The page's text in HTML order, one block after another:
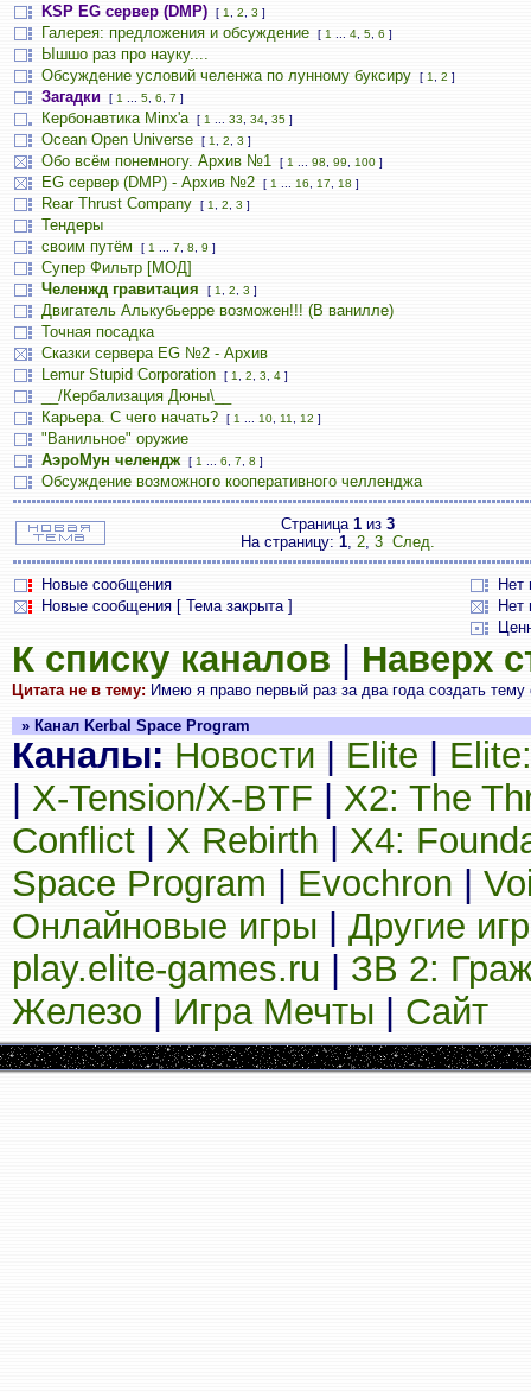
KSP EG сервер (DMP) [ 1 2 3 ]
Галерея: предложения и обсуждение [ 1 4 5 6 ]
Ышшо раз про науку....
Обсуждение условий челенжа по лунному буксиру
[ 1 2 ]
Загадки [ 1 5 6 7 ]
Кербонавтика Minx'a [ 1 33 34 35 ]
Ocean Open Universe [ 1 2 3 ]
Обо всём понемногу. Архив №1 [ 1 98 99 100 ]
EG сервер (DMP) - Архив №2 [ 1 16 17 18 ]
Rear Thrust Company [ 1 2 3 ]
Тендеры
своим путём
[ 1 7 8 9 ]
Супер Фильтр [МОД]
Челенжд гравитация
[ 1 2 3 ]
Двигатель Алькубьерре возможен!!! (В ванилле)
Точная посадка
Сказки сервера EG №2 - Архив
Lemur Stupid Corporation
[ 1 2 3 4 ]
__/Кербализация Дюны\__
Карьера. С чего начать?
[ 1 10 11 12 ]
"Ванильное" оружие
АэроМун челендж
[ 1 6 7 8 ]
Обсуждение возможного кооперативного челленджа
Страница 1 из 3
На страницу: 1, 2, 3 След.
Новые сообщения
Нет
Новые сообщения [ Тема закрыта ]
Нет
К списку каналов Наверх
Цитата не в тему: Имею я право первый раз за два года создать
» Канал Kerbal Space Program
Каналы: Новости Elite
X-Tension/X-BTF
X2: The
Conflict
X Rebirth
X4:
Space Program
Evochron
Онлайновые игры
Другие
play.elite-games.ru
ЗВ 2:
Железо
Игра Мечты Сайт